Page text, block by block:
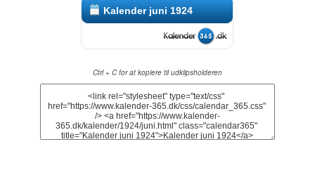
Kalender juni 1924
Ctrl + C for at kopiere til udklipsholderen